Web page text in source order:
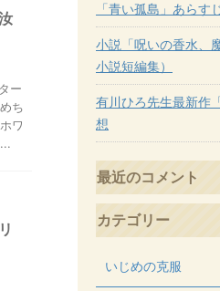
ー
ち
ワ
「青い孤島」あらす
小説「呪いの香水、
小説短編集）
有川ひろ先生最新作
想
最近のコメント
カテゴリー
いじめの克服